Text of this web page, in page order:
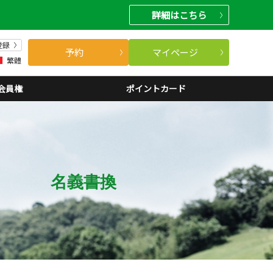
詳細はこちら
録
繁體
予約 マイページ
員権 ポイントカード
名義書換